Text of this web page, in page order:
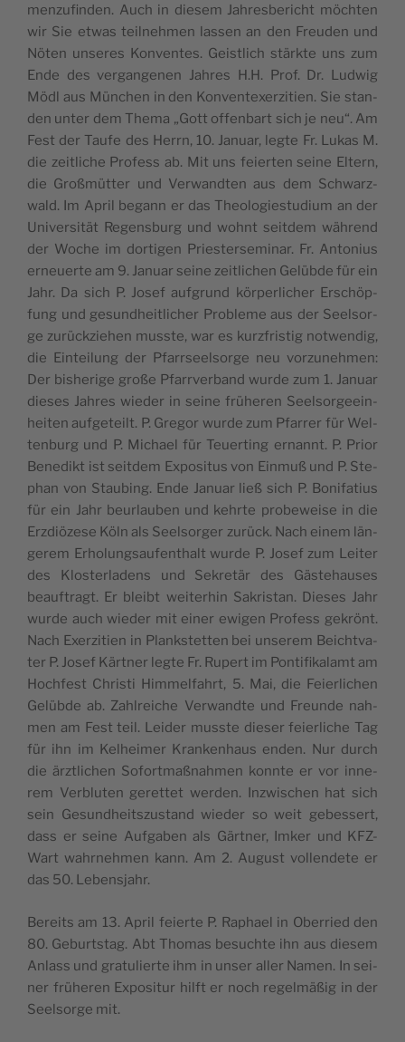
men­zu­fin­den. Auch in die­sem Jah­res­be­richt möch­ten
wir Sie etwas teil­neh­men las­sen an den Freu­den und
Nöten unse­res Kon­ven­tes. Geist­lich stärk­te uns zum
Ende des ver­gan­ge­nen Jah­res H.H. Prof. Dr. Lud­wig
Mödl aus Mün­chen in den Kon­vent­ex­er­zi­ti­en. Sie stan­
den unter dem The­ma „Gott offen­bart sich je neu“. Am
Fest der Tau­fe des Herrn, 10. Janu­ar, leg­te Fr. Lukas M.
die zeit­li­che Pro­fess ab. Mit uns fei­er­ten sei­ne Eltern,
die Groß­müt­ter und Ver­wand­ten aus dem Schwarz­
wald. Im April begann er das Theo­lo­gie­stu­di­um an der
Uni­ver­si­tät Regens­burg und wohnt seit­dem wäh­rend
der Woche im dor­ti­gen Pries­ter­se­mi­nar. Fr. Anto­ni­us
erneu­er­te am 9. Janu­ar sei­ne zeit­li­chen Gelüb­de für ein
Jahr. Da sich P. Josef auf­grund kör­per­li­cher Erschöp­
fung und gesund­heit­li­cher Pro­ble­me aus der Seel­sor­
ge zurück­zie­hen muss­te, war es kurz­fris­tig not­wen­dig,
die Ein­tei­lung der Pfarr­seel­sor­ge neu vor­zu­neh­men:
Der bis­he­ri­ge gro­ße Pfarr­ver­band wur­de zum 1. Janu­ar
die­ses Jah­res wie­der in sei­ne frü­he­ren Seel­sor­ge­ein­
hei­ten auf­ge­teilt. P. Gre­gor wur­de zum Pfar­rer für Wel­
ten­burg und P. Micha­el für Teu­er­ting ernannt. P. Pri­or
Bene­dikt ist seit­dem Expo­si­tus von Ein­muß und P. Ste­
phan von Stau­bing. Ende Janu­ar ließ sich P. Boni­fa­ti­us
für ein Jahr beur­lau­ben und kehr­te pro­be­wei­se in die
Erz­diö­ze­se Köln als Seel­sor­ger zurück. Nach einem län­
ge­rem Erho­lungs­auf­ent­halt wur­de P. Josef zum Lei­ter
des Klos­ter­la­dens und Sekre­tär des Gäs­te­hau­ses
beauf­tragt. Er bleibt wei­ter­hin Sakristan. Die­ses Jahr
wur­de auch wie­der mit einer ewi­gen Pro­fess gekrönt.
Nach Exer­zi­ti­en in Plank­stet­ten bei unse­rem Beicht­va­
ter P. Josef Kärt­ner leg­te Fr. Rupert im Pon­ti­fi­kal­amt am
Hoch­fest Chris­ti Him­mel­fahrt, 5. Mai, die Fei­er­li­chen
Gelüb­de ab. Zahl­rei­che Ver­wand­te und Freun­de nah­
men am Fest teil. Lei­der muss­te die­ser fei­er­li­che Tag
für ihn im Kel­hei­mer Kran­ken­haus enden. Nur durch
die ärzt­li­chen Sofort­maß­nah­men konn­te er vor inne­
rem Ver­blu­ten geret­tet wer­den. Inzwi­schen hat sich
sein Gesund­heits­zu­stand wie­der so weit gebes­sert,
dass er sei­ne Auf­ga­ben als Gärt­ner, Imker und KFZ-
Wart wahr­neh­men kann. Am 2. August voll­ende­te er
das 50. Lebensjahr.
Bereits am 13. April fei­er­te P. Rapha­el in Ober­ried den
80. Geburts­tag. Abt Tho­mas besuch­te ihn aus die­sem
Anlass und gra­tu­lier­te ihm in unser aller Namen. In sei­
ner frü­he­ren Expo­si­tur hilft er noch regel­mä­ßig in der
Seel­sor­ge mit.